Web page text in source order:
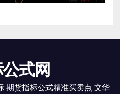
式网
期货指标公式精准买卖点 文华